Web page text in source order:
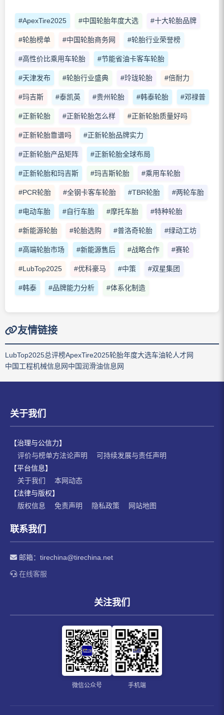
#ApexTire2025 #中国轮胎年度大选 #十大轮胎品牌
#轮胎榜单 #中国轮胎商务网 #轮胎行业荣誉榜
#高性价比乘用车轮胎 #节能省油卡客车轮胎
#天津发布 #轮胎行业盛典 #玲珑轮胎 #倍耐力
#玛吉斯 #泰凯英 #贵州轮胎 #韩泰轮胎 #邓禄普
#正新轮胎 #正新轮胎怎么样 #正新轮胎质量好吗
#正新轮胎靠谱吗 #正新轮胎品牌实力
#正新轮胎产品矩阵 #正新轮胎全球布局
#正新轮胎和玛吉斯 #玛吉斯轮胎 #乘用车轮胎
#PCR轮胎 #全钢卡客车轮胎 #TBR轮胎 #两轮车胎
#电动车胎 #自行车胎 #摩托车胎 #特种轮胎
#新能源轮胎 #轮胎选购 #普洛奇轮胎 #绿动工坊
#高端轮胎市场 #新能源售后 #战略合作 #赛轮
#LubTop2025 #优科豪马 #中策 #双星集团
#韩泰 #品牌能力分析 #体系化制造
友情链接
LubTop2025总评榜ApexTire2025轮胎年度大选车油轮人才网
中国工程机械信息网中国润滑油信息网
关于我们
【治理与公信力】
评价与榜单方法论声明
可持续发展与责任声明
【平台信息】
关于我们
本网动态
【法律与版权】
版权信息
免责声明 隐私政策 网站地图
联系我们
邮箱： tirechina@tirechina.net
在线客服
关注我们
微信公众号 手机端